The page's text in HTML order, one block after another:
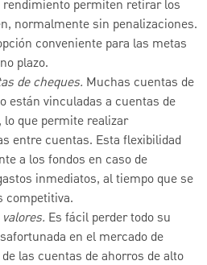
permiten retirar los
normalmente sin penalizaciones.
conveniente para las metas
plazo.
de cheques. Muchas cuentas de
están vinculadas a cuentas de
que permite realizar
entre cuentas. Esta flexibilidad
a los fondos en caso de
inmediatos, al tiempo que se
competitiva.
Es fácil perder todo su
en el mercado de
las cuentas de ahorros de alto